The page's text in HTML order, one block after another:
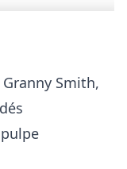
Smith,